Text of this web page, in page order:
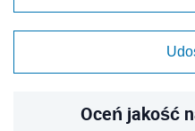
Oceń jakość